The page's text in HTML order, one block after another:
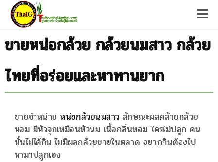
ขายหน่อกล้วย กล้วยนมสาว กล้วย
ไทยที่อร่อยและหาทานยาก
ขายจำหน่ายหน่อกล้วยนมสาว ลักษณะผลคล้ายกล้วย
หอม มีหัวจุกเหมือนหัวนม เนื้อกลิ่นหอม ใครไม่ปลูก คน
นั้นไม่ได้กิน ไมมีผลกล้วยขายในตลาด อยากกินต้องไป
หามาปลูกเอง